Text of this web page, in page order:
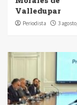
Valledupar
Periodista 3